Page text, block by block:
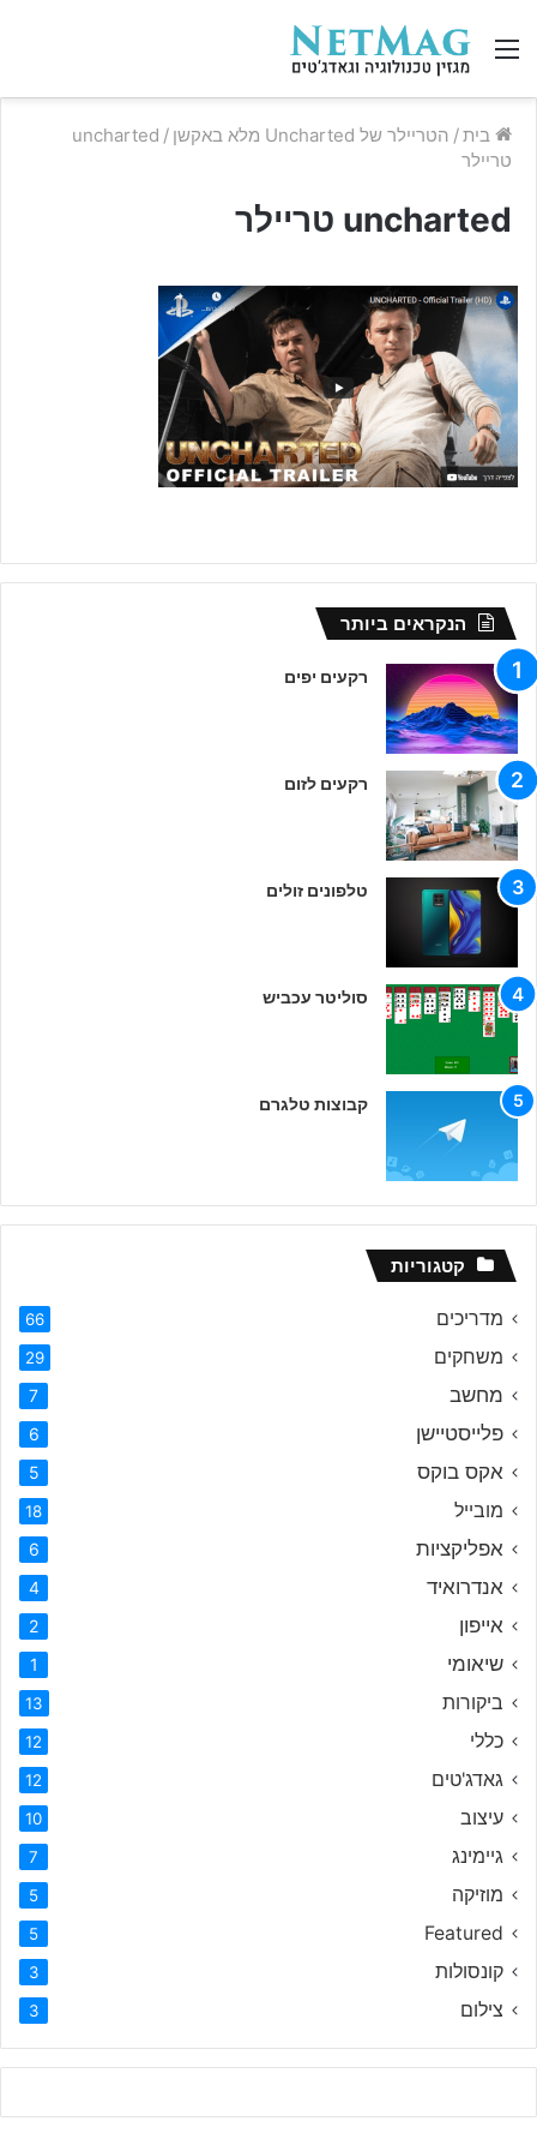
תפריט
בית/ הטריילר של Uncharted מלא באקשן /
uncharted
טריילר
uncharted טריילר
הנקראים ביותר
רקעים יפים
רקעים לזום
טלפונים זולים
סוליטר עכביש
קבוצות טלגרם
קטגוריות
מדריכים 66
משחקים 29
מחשב 7
פלייסטיישן 6
אקס בוקס 5
מובייל 18
אפליקציות 6
אנדרואיד 4
אייפון 2
שיאומי 1
ביקורות 13
כללי 12
גאדג'טים 12
עיצוב 10
גיימינג 7
מוזיקה 5
Featured
5
קונסולות 3
צילום 3